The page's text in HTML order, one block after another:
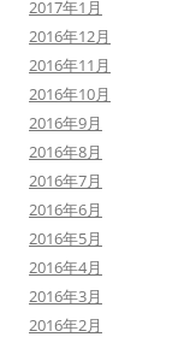
2017年1月
2016年12月
2016年11月
2016年10月
2016年9月
2016年8月
2016年7月
2016年6月
2016年5月
2016年4月
2016年3月
2016年2月